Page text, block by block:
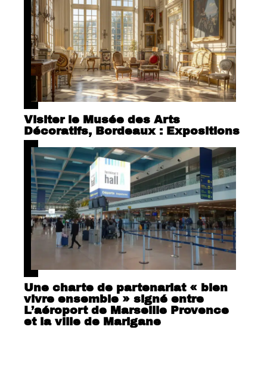
Visiter le Musée des Arts
Décoratifs, Bordeaux : Expositions
Une charte de partenariat « bien
vivre ensemble » signé entre
L’aéroport de Marseille Provence
et la ville de Marigane